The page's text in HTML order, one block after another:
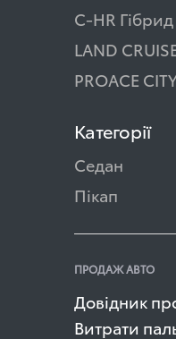
C-HR Гібрид
LAND
PROACE
Категорії
Седан
Пікап
ПРОДАЖ АВТО
Довідник
Витрати